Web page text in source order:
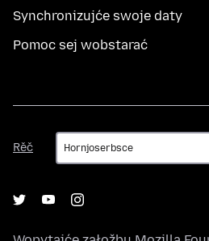
Synchronizujće swoje daty
Pomoc sej wobstarać
Rěč
Rěč